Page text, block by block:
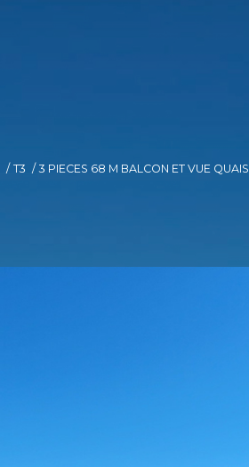
T3 3 PIECES 68 M BALCON ET VUE QUAIS